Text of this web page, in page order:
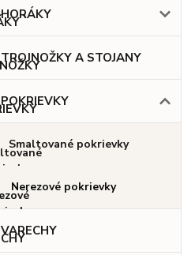
HORÁKY
TROJNOŽKY A STOJANY
POKRIEVKY
Smaltované pokrievky
Nerezové pokrievky
VARECHY